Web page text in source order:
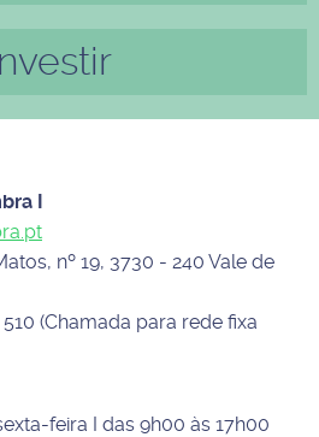
I
nº 19, 3730 - 240 Vale de
510 (Chamada para rede fixa
feira I das 9h00 às 17h00